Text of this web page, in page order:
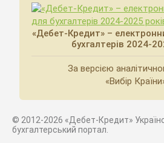
«Дебет-Кредит» –
бухгалтерів 2024-
За версією
«Вибір
© 2012-2026 «Дебет-Кредит»
бухгалтерський портал.